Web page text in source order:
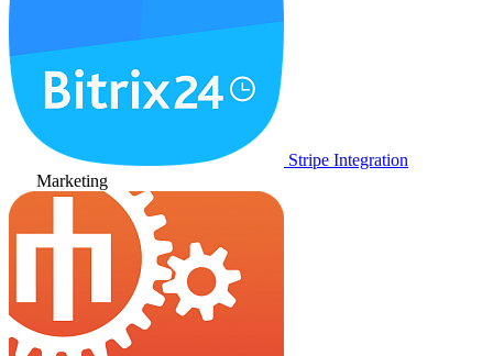
Stripe Integration
Marketing